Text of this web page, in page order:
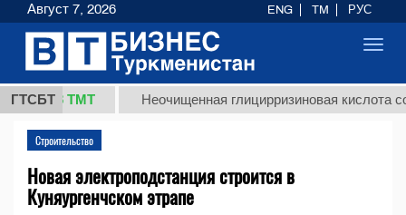
ГТСБТ
ТМТ Неочищенная глицирризиновая кислота
Строительство
Новая электроподстанция строится в
Куняургенчском этрапе
Август 7, 2026 ENG TM РУС